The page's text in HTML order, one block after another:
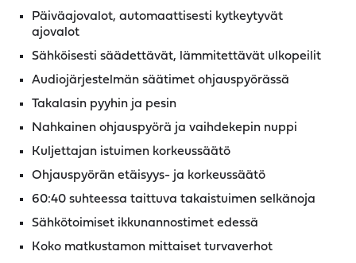
Päiväajovalot, automaattisesti kytkeytyvät
ajovalot
Sähköisesti säädettävät, lämmitettävät ulkopeilit
Audiojärjestelmän säätimet ohjauspyörässä
Takalasin pyyhin ja pesin
Nahkainen ohjauspyörä ja vaihdekepin nuppi
Kuljettajan istuimen korkeussäätö
Ohjauspyörän etäisyys- ja korkeussäätö
60:40 suhteessa taittuva takaistuimen selkänoja
Sähkötoimiset ikkunannostimet edessä
Koko matkustamon mittaiset turvaverhot